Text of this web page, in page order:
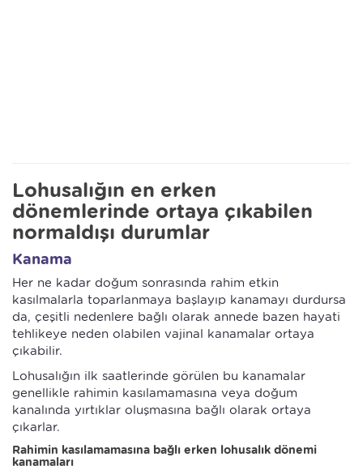
Lohusalığın en erken
dönemlerinde ortaya çıkabilen
normaldışı durumlar
Kanama
Her ne kadar doğum sonrasında rahim etkin
kasılmalarla toparlanmaya başlayıp kanamayı durdursa
da, çeşitli nedenlere bağlı olarak annede bazen hayati
tehlikeye neden olabilen vajinal kanamalar ortaya
çıkabilir.
Lohusalığın ilk saatlerinde görülen bu kanamalar
genellikle rahimin kasılamamasına veya doğum
kanalında yırtıklar oluşmasına bağlı olarak ortaya
çıkarlar.
Rahimin kasılamamasına bağlı erken lohusalık dönemi
kanamaları